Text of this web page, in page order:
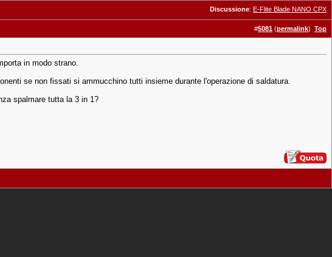
Discussione: E-Flite Blade NANO CPX
#5081 (permalink) Top
in modo strano.
se non fissati si ammucchino tutti insieme durante l'operazione di saldatura.
spalmare tutta la 3 in 1?